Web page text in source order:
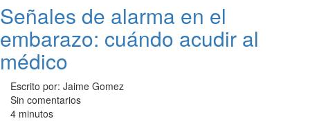
Señales de alarma en el
embarazo: cuándo acudir al
médico
Escrito por: Jaime Gomez
Sin comentarios
4 minutos